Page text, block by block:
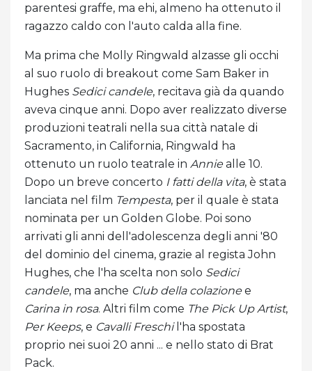
parentesi graffe, ma ehi, almeno ha ottenuto il
ragazzo caldo con l'auto calda alla fine.
Ma prima che Molly Ringwald alzasse gli occhi
al suo ruolo di breakout come Sam Baker in
Hughes Sedici candele, recitava già da quando
aveva cinque anni. Dopo aver realizzato diverse
produzioni teatrali nella sua città natale di
Sacramento, in California, Ringwald ha
ottenuto un ruolo teatrale in Anniealle 10.
Dopo un breve concerto I fatti della vita, è stata
lanciata nel film Tempesta, per il quale è stata
nominata per un Golden Globe. Poi sono
arrivati ​​gli anni dell'adolescenza degli anni '80
del dominio del cinema, grazie al regista John
Hughes, che l'ha scelta non solo Sedici
candele, ma anche Club della colazionee
Carina in rosa. Altri film come The Pick Up Artist,
Per Keeps, e Cavalli Freschil'ha spostata
proprio nei suoi 20 anni ... e nello stato di Brat
Pack.